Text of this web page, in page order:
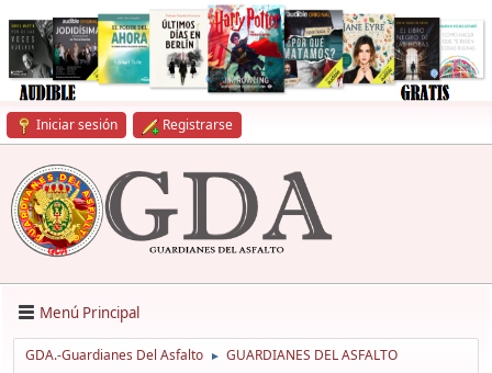
Iniciar sesión Registrarse
Menú Principal
GDA.-Guardianes Del Asfalto ► GUARDIANES DEL ASFALTO